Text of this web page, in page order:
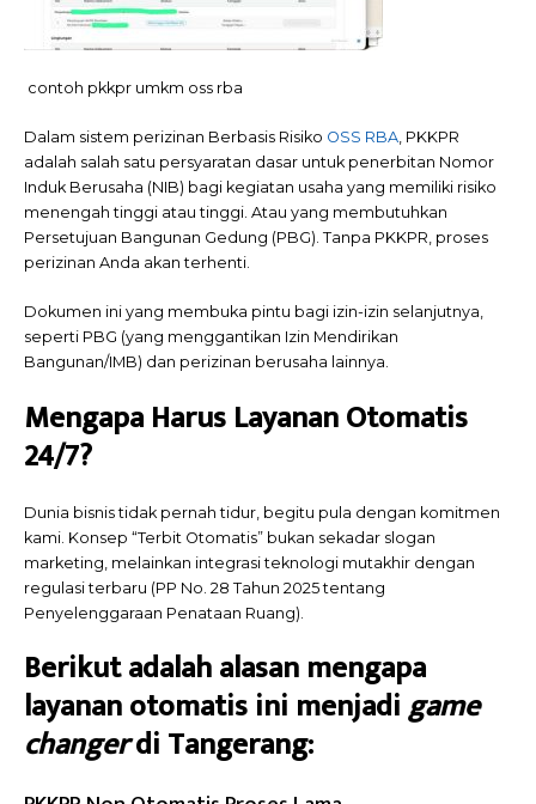
contoh pkkpr umkm oss rba
Dalam sistem perizinan Berbasis Risiko OSS RBA, PKKPR
adalah salah satu persyaratan dasar untuk penerbitan Nomor
Induk Berusaha (NIB) bagi kegiatan usaha yang memiliki risiko
menengah tinggi atau tinggi. Atau yang membutuhkan
Persetujuan Bangunan Gedung (PBG). Tanpa PKKPR, proses
perizinan Anda akan terhenti.
Dokumen ini yang membuka pintu bagi izin-izin selanjutnya,
seperti PBG (yang menggantikan Izin Mendirikan
Bangunan/IMB) dan perizinan berusaha lainnya.
Mengapa Harus Layanan Otomatis
24/7?
Dunia bisnis tidak pernah tidur, begitu pula dengan komitmen
kami. Konsep “Terbit Otomatis” bukan sekadar slogan
marketing, melainkan integrasi teknologi mutakhir dengan
regulasi terbaru (PP No. 28 Tahun 2025 tentang
Penyelenggaraan Penataan Ruang).
Berikut adalah alasan mengapa
layanan otomatis ini menjadigame
changerdi Tangerang: